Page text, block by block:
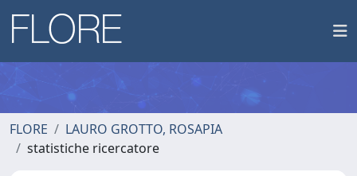
FLORE
LAURO GROTTO, ROSAPIA
statistiche ricercatore